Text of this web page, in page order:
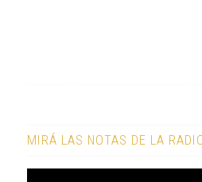
MIRÁ LAS NOTAS DE LA